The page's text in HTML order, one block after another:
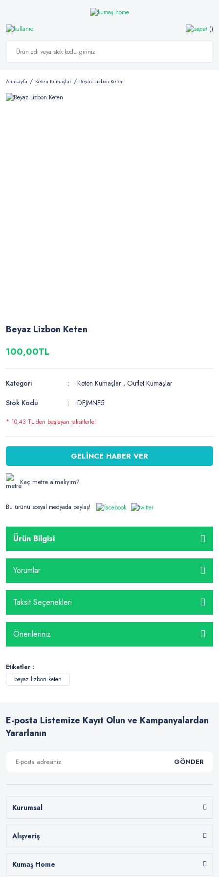
Anasayfa Keten Kumaşlar Beyaz Lizbon Keten
Beyaz Lizbon Keten
100,00TL
Kategori Keten Kumaşlar ,Outlet Kumaşlar
Stok Kodu
DFJMNE5
* 10,43 TL den başlayan taksitlerle!
GELİNCE HABER VER
Kaç metre almalıyım?
Bu ürünü sosyal medyada paylaş!
Ürün Bilgisi
Yorumlar
Taksit Seçenekleri
Önerileriniz
Etiketler :
beyaz lizbon keten
E-posta Listemize Kayıt Olun ve Kampanyalardan
Yararlanın
GÖNDER
Kurumsal
Alışveriş
Kumaş Home